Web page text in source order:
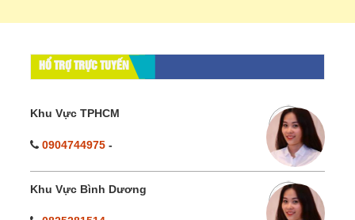
HỔ TRỢ TRỰC TUYẾN
Khu Vực TPHCM
0904744975 -
Khu Vực Bình Dương